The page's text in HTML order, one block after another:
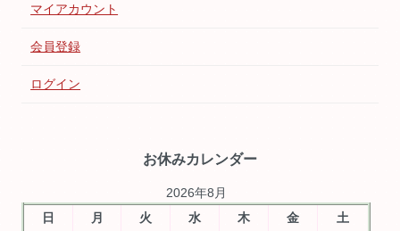
マイアカウント
会員登録
ログイン
お休みカレンダー
2026年8月
日
月 火 水 木 金 土